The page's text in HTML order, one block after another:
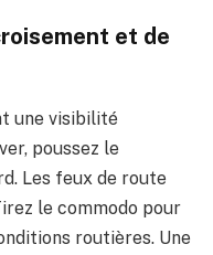
et de
une visibilité
poussez le
Les feux de route
le commodo pour
routières. Une